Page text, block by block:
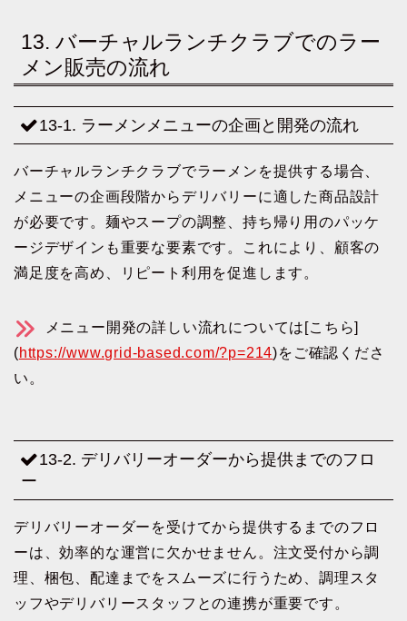
13. バーチャルランチクラブでのラー
メン販売の流れ
13-1. ラーメンメニューの企画と開発の流れ
バーチャルランチクラブでラーメンを提供する場合、
メニューの企画段階からデリバリーに適した商品設計
が必要です。麺やスープの調整、持ち帰り用のパッケ
ージデザインも重要な要素です。これにより、顧客の
満足度を高め、リピート利用を促進します。
メニュー開発の詳しい流れについては[こちら]
(https://www.grid-based.com/?p=214)をご確認くださ
い。
13-2. デリバリーオーダーから提供までのフロ
ー
デリバリーオーダーを受けてから提供するまでのフロ
ーは、効率的な運営に欠かせません。注文受付から調
理、梱包、配達までをスムーズに行うため、調理スタ
ッフやデリバリースタッフとの連携が重要です。